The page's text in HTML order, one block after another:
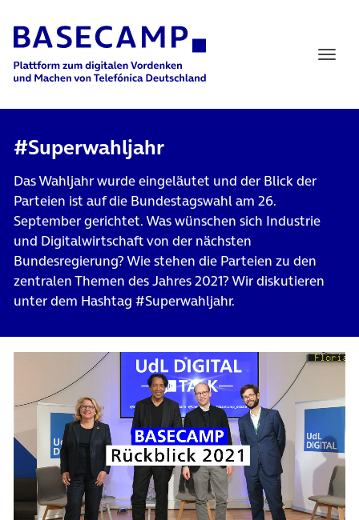
Main Navigation
#Superwahljahr
Das Wahljahr wurde eingeläutet und der Blick der
Parteien ist auf die Bundestagswahl am 26.
September gerichtet. Was wünschen sich Industrie
und Digitalwirtschaft von der nächsten
Bundesregierung? Wie stehen die Parteien zu den
zentralen Themen des Jahres 2021? Wir diskutieren
unter dem Hashtag #Superwahljahr.